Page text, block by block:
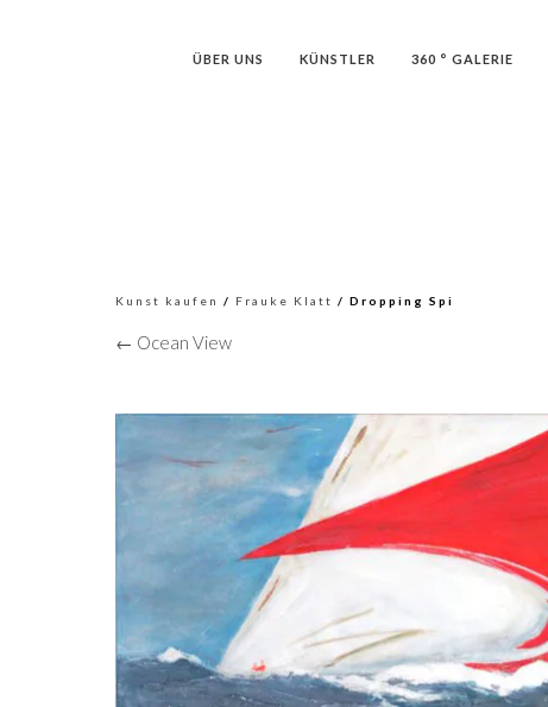
ÜBER UNS KÜNSTLER 360 ° GALERIE
Kunst kaufen / Frauke Klatt / Dropping Spi
← Ocean View